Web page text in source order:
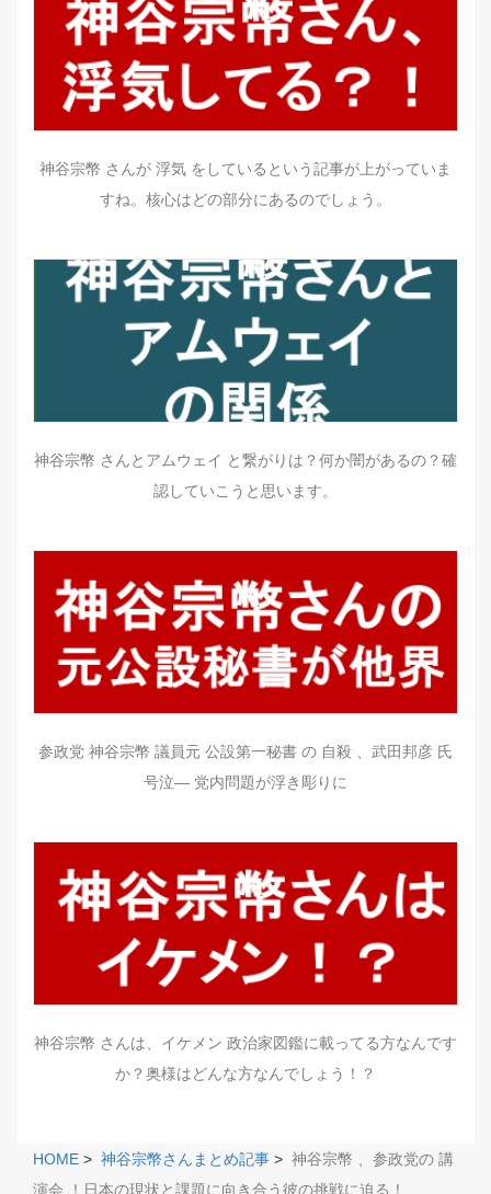
神谷宗幣 さんが 浮気 をしているという記事が上がっていま
すね。核心はどの部分にあるのでしょう。
神谷宗幣 さんとアムウェイ と繋がりは？何か闇があるの？確
認していこうと思います。
参政党 神谷宗幣 議員元 公設第一秘書 の 自殺 、武田邦彦 氏
号泣― 党内問題が浮き彫りに
神谷宗幣 さんは、イケメン 政治家図鑑に載ってる方なんです
か？奥様はどんな方なんでしょう！？
HOME > 神谷宗幣さんまとめ記事 > 神谷宗幣 、参政党の 講
演会 ！日本の現状と課題に向き合う彼の挑戦に迫る！